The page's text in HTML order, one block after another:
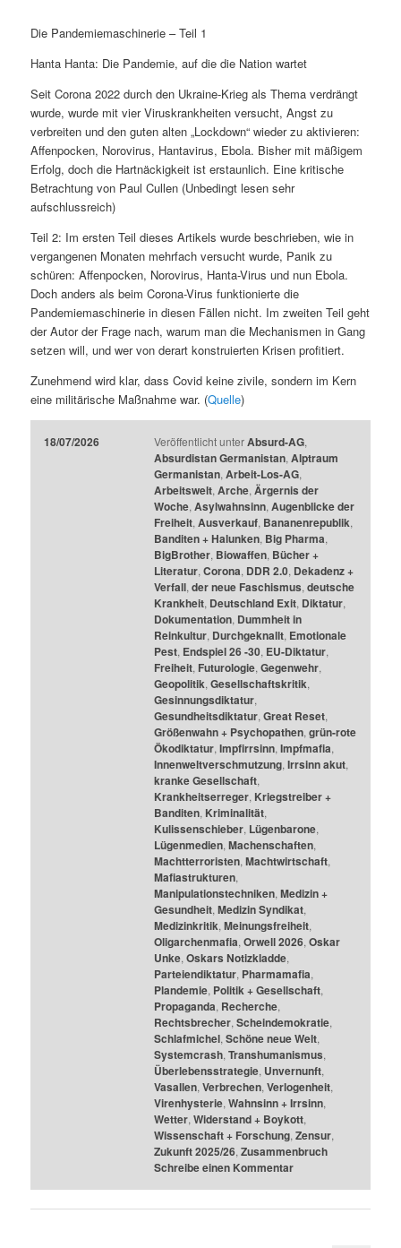
Die Pandemiemaschinerie – Teil 1
Hanta Hanta: Die Pandemie, auf die die Nation wartet
Seit Corona 2022 durch den Ukraine-Krieg als Thema verdrängt
wurde, wurde mit vier Viruskrankheiten versucht, Angst zu
verbreiten und den guten alten „Lockdown“ wieder zu aktivieren:
Affenpocken, Norovirus, Hantavirus, Ebola. Bisher mit mäßigem
Erfolg, doch die Hartnäckigkeit ist erstaunlich. Eine kritische
Betrachtung von Paul Cullen (Unbedingt lesen sehr
aufschlussreich)
Teil 2: Im ersten Teil dieses Artikels wurde beschrieben, wie in
vergangenen Monaten mehrfach versucht wurde, Panik zu
schüren: Affenpocken, Norovirus, Hanta-Virus und nun Ebola.
Doch anders als beim Corona-Virus funktionierte die
Pandemiemaschinerie in diesen Fällen nicht. Im zweiten Teil geht
der Autor der Frage nach, warum man die Mechanismen in Gang
setzen will, und wer von derart konstruierten Krisen profitiert.
Zunehmend wird klar, dass Covid keine zivile, sondern im Kern
eine militärische Maßnahme war. (Quelle)
18/07/2026 Veröffentlicht unter Absurd-AG,
Absurdistan Germanistan, Alptraum
Germanistan, Arbeit-Los-AG,
Arbeitswelt, Arche, Ärgernis der
Woche, Asylwahnsinn, Augenblicke der
Freiheit, Ausverkauf, Bananenrepublik,
Banditen + Halunken, Big Pharma,
BigBrother, Biowaffen, Bücher +
Literatur, Corona, DDR 2.0, Dekadenz +
Verfall, der neue Faschismus, deutsche
Krankheit, Deutschland Exit, Diktatur,
Dokumentation, Dummheit in
Reinkultur, Durchgeknallt, Emotionale
Pest, Endspiel 26 -30, EU-Diktatur,
Freiheit, Futurologie, Gegenwehr,
Geopolitik, Gesellschaftskritik,
Gesinnungsdiktatur,
Gesundheitsdiktatur, Great Reset,
Größenwahn + Psychopathen, grün-rote
Ökodiktatur, Impfirrsinn, Impfmafia,
Innenweltverschmutzung, Irrsinn akut,
kranke Gesellschaft,
Krankheitserreger, Kriegstreiber +
Banditen, Kriminalität,
Kulissenschieber, Lügenbarone,
Lügenmedien, Machenschaften,
Machtterroristen, Machtwirtschaft,
Mafiastrukturen,
Manipulationstechniken, Medizin +
Gesundheit, Medizin Syndikat,
Medizinkritik, Meinungsfreiheit,
Oligarchenmafia, Orwell 2026, Oskar
Unke, Oskars Notizkladde,
Parteiendiktatur, Pharmamafia,
Plandemie, Politik + Gesellschaft,
Propaganda, Recherche,
Rechtsbrecher, Scheindemokratie,
Schlafmichel, Schöne neue Welt,
Systemcrash, Transhumanismus,
Überlebensstrategie, Unvernunft,
Vasallen, Verbrechen, Verlogenheit,
Virenhysterie, Wahnsinn + Irrsinn,
Wetter, Widerstand + Boykott,
Wissenschaft + Forschung, Zensur,
Zukunft 2025/26, Zusammenbruch
Schreibe einen Kommentar